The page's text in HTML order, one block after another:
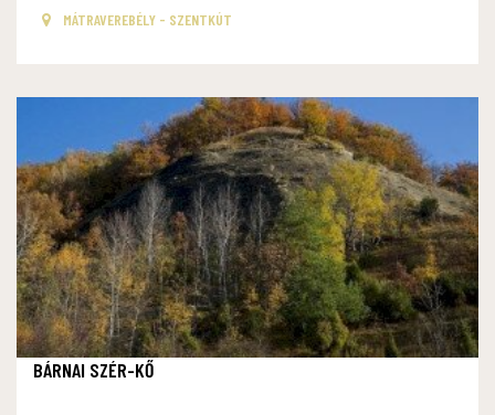
MÁTRAVEREBÉLY - SZENTKÚT
BÁRNAI SZÉR-KŐ